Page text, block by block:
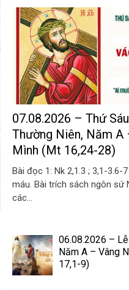
07.08.2026 – Thứ
Thường Niên, Năm A
Mình (Mt 16,24-28)
Bài đọc 1: Nk 2,1.3 ; 3,1-3.6-
máu. Bài trích sách ngôn sứ
các...
06.08.2026 – Lễ
Năm A – Vâng
17,1-9)